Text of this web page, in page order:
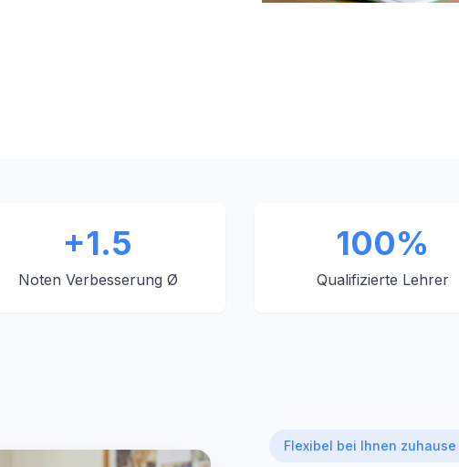
+1.5
Noten Verbesserung Ø
100%
Qualifizierte Lehrer
Flexibel bei Ihnen zuhause